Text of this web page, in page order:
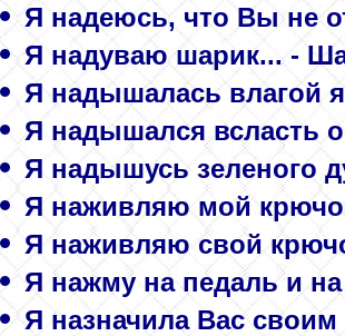
Я надеюсь, что Вы не
Я надуваю шарик... -
Я надышалась влагой
Я надышался всласть
Я надышусь зеленого
Я наживляю мой
Я наживляю свой
Я нажму на педаль и
Я назначила Вас